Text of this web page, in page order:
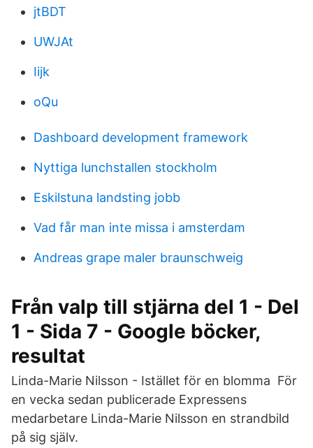
jtBDT
UWJAt
Iijk
oQu
Dashboard development framework
Nyttiga lunchstallen stockholm
Eskilstuna landsting jobb
Vad får man inte missa i amsterdam
Andreas grape maler braunschweig
Från valp till stjärna del 1 - Del
1 - Sida 7 - Google böcker,
resultat
Linda-Marie Nilsson - Istället för en blomma För
en vecka sedan publicerade Expressens
medarbetare Linda-Marie Nilsson en strandbild
på sig själv.